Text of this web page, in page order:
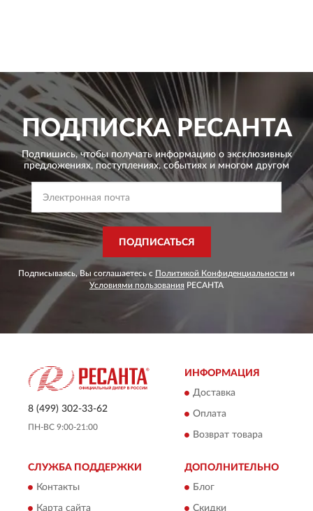
ПОДПИСКАРЕСАНТА
Подпишись, чтобы получать информацию о эксклюзивных
предложениях, поступлениях, событиях и многом другом
ПОДПИСАТЬСЯ
Подписываясь, Вы соглашаетесь с Политикой Конфиденциальности и
Условиями пользования РЕСАНТА
8 (499) 302-33-62
ПН-ВС 9:00-21:00
ИНФОРМАЦИЯ
Доставка
Оплата
Возврат товара
СЛУЖБА ПОДДЕРЖКИ
Контакты
Карта сайта
ДОПОЛНИТЕЛЬНО
Блог
Скидки